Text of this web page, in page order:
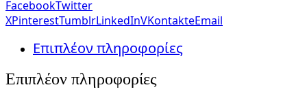
FacebookTwitter
XPinterestTumblrLinkedInVKontakteEmail
Επιπλέον πληροφορίες
Επιπλέον πληροφορίες